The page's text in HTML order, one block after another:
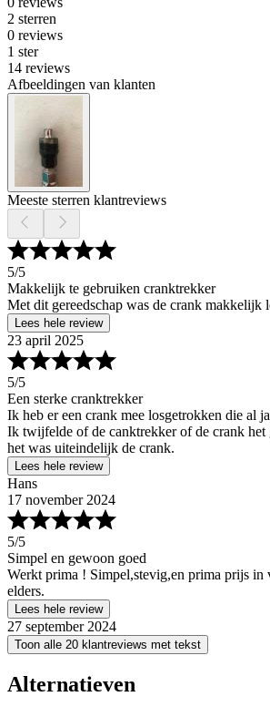
2 sterren
0 reviews
1 ster
14 reviews
Afbeeldingen van klanten
Meeste sterren klantreviews
5/5
Makkelijk te gebruiken cranktrekker
Met dit gereedschap was de crank makkelijk
Lees hele review
23 april 2025
5/5
Een sterke cranktrekker
Ik heb er een crank mee losgetrokken die al
Ik twijfelde of de canktrekker of de crank het
het was uiteindelijk de crank.
Lees hele review
Hans
17 november 2024
5/5
Simpel en gewoon goed
Werkt prima ! Simpel,stevig,en prima prijs in
elders.
Lees hele review
27 september 2024
Toon alle 20 klantreviews met tekst
Alternatieven